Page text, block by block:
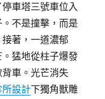
車塔三號車位入
不是撞擊，而是
著，一道濃郁
猛地從柱子爆發
車。光芒消失
所設計下獨角獸雕